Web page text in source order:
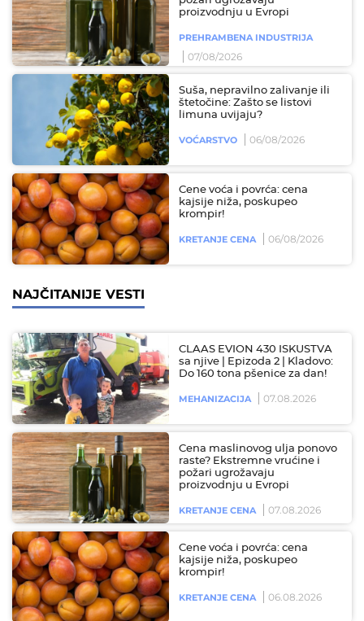
proizvodnju u Evropi
PREHRAMBENA INDUSTRIJA
07/08/2026
Suša, nepravilno zalivanje ili
štetočine: Zašto se listovi
limuna uvijaju?
VOĆARSTVO 06/08/2026
Cene voća i povrća: cena
kajsije niža, poskupeo
krompir!
KRETANJE CENA 06/08/2026
NAJČITANIJE VESTI
CLAAS EVION 430 ISKUSTVA
sa njive | Epizoda 2 | Kladovo:
Do 160 tona pšenice za dan!
MEHANIZACIJA 07.08.2026
Cena maslinovog ulja ponovo
raste? Ekstremne vrućine i
požari ugrožavaju
proizvodnju u Evropi
KRETANJE CENA 07.08.2026
Cene voća i povrća: cena
kajsije niža, poskupeo
krompir!
KRETANJE CENA 06.08.2026